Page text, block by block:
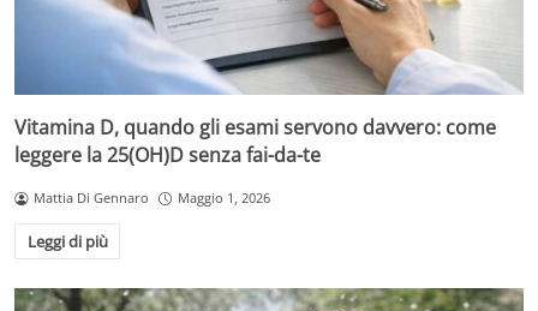
Vitamina D, quando gli esami servono davvero: come
leggere la 25(OH)D senza fai-da-te
Mattia Di Gennaro Maggio 1, 2026
Leggi di più